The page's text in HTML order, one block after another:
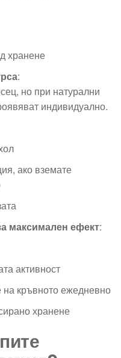
хранене
:
но при натурални
индивидуално.
ако вземате
максимален ефект:
активност
на кръвното ежедневно
хранене